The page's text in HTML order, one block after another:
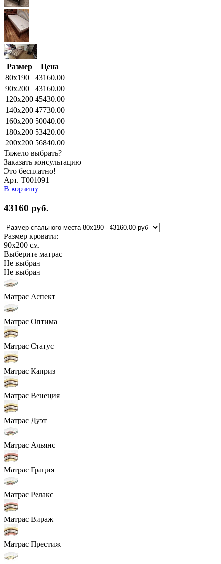
Размер
Цена
80x190
43160.00
90x200
43160.00
120x200 45430.00
140x200 47730.00
160x200 50040.00
180x200 53420.00
200x200 56840.00
Тяжело выбрать?
Заказать консультацию
Это бесплатно!
Арт. Т001091
В корзину
43160 руб.
Размер кровати:
90x200 см.
Выберите матрас
Не выбран
Не выбран
Матрас Аспект
Матрас Оптима
Матрас Статус
Матрас Каприз
Матрас Венеция
Матрас Дуэт
Матрас Альянс
Матрас Грация
Матрас Релакс
Матрас Вираж
Матрас Престиж